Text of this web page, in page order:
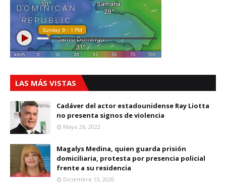
LAS MÁS VISTAS
Cadáver del actor estadounidense Ray Liotta
no presenta signos de violencia
Mayo 26, 2022
Magalys Medina, quien guarda prisión
domiciliaria, protesta por presencia policial
frente a su residencia
Diciembre 13, 2020